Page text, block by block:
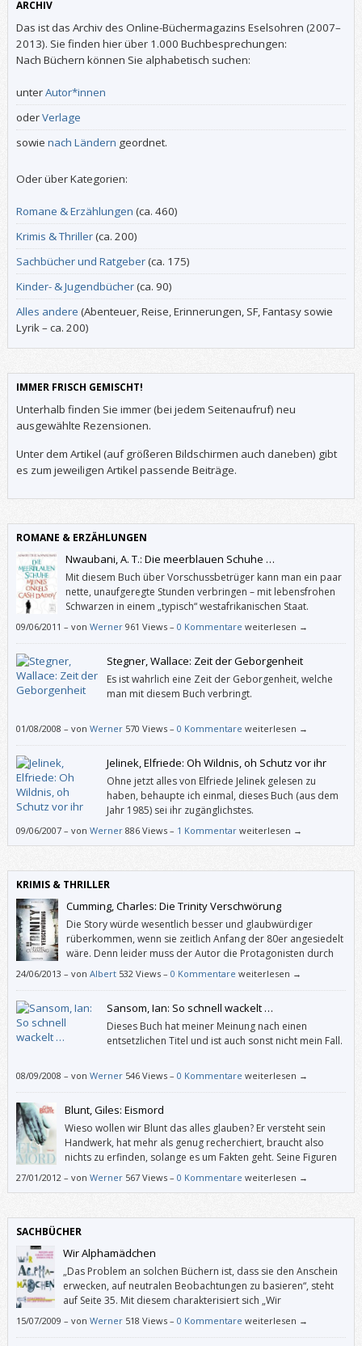
ARCHIV
Das ist das Archiv des Online-Büchermagazins Eselsohren (2007–
2013). Sie finden hier über 1.000 Buchbesprechungen:
Nach Büchern können Sie alphabetisch suchen:
unterAutor*innen
oderVerlage
sowie nach Ländern geordnet.
Oder über Kategorien:
Romane & Erzählungen (ca. 460)
Krimis & Thriller(ca. 200)
Sachbücher und Ratgeber(ca. 175)
Kinder- & Jugendbücher(ca. 90)
Alles andere (Abenteuer, Reise, Erinnerungen, SF, Fantasy sowie
Lyrik – ca. 200)
IMMER FRISCH GEMISCHT!
Unterhalb finden Sie immer (bei jedem Seitenaufruf) neu
ausgewählte Rezensionen.
Unter dem Artikel (auf größeren Bildschirmen auch daneben) gibt
es zum jeweiligen Artikel passende Beiträge.
ROMANE & ERZÄHLUNGEN
Nwaubani, A. T.: Die meerblauen Schuhe …
Mit diesem Buch über Vorschussbetrüger kann man ein paar
nette, unaufgeregte Stunden verbringen – mit lebensfrohen
Schwarzen in einem „typisch“ westafrikanischen Staat.
09/06/2011 – von Werner 961 Views – 0 Kommentare weiterlesen →
Stegner, Wallace: Zeit der Geborgenheit
Es ist wahrlich eine Zeit der Geborgenheit, welche
man mit diesem Buch verbringt.
01/08/2008 – von Werner 570 Views – 0 Kommentare weiterlesen →
Jelinek, Elfriede: Oh Wildnis, oh Schutz vor ihr
Ohne jetzt alles von Elfriede Jelinek gelesen zu
haben, behaupte ich einmal, dieses Buch (aus dem
Jahr 1985) sei ihr zugänglichstes.
09/06/2007– von Werner 886 Views – 1 Kommentar weiterlesen →
KRIMIS & THRILLER
Cumming, Charles: Die Trinity Verschwörung
Die Story würde wesentlich besser und glaubwürdiger
rüberkommen, wenn sie zeitlich Anfang der 80er angesiedelt
wäre. Denn leider muss der Autor die Protagonisten durch
allerlei Konstruktionen daran hindern, die moderne Technik
24/06/2013 – von Albert 532 Views – 0 Kommentare weiterlesen →
Sansom, Ian: So schnell wackelt …
Dieses Buch hat meiner Meinung nach einen
entsetzlichen Titel und ist auch sonst nicht mein Fall.
08/09/2008 – von Werner 546 Views – 0 Kommentare weiterlesen →
Blunt, Giles: Eismord
Wieso wollen wir Blunt das alles glauben? Er versteht sein
Handwerk, hat mehr als genug recherchiert, braucht also
nichts zu erfinden, solange es um Fakten geht. Seine Figuren
glaubt man gewissermaßen zu kennen, und er macht stets
27/01/2012 – von Werner 567 Views – 0 Kommentare weiterlesen →
SACHBÜCHER
Wir Alphamädchen
„Das Problem an solchen Büchern ist, dass sie den Anschein
erwecken, auf neutralen Beobachtungen zu basieren“, steht
auf Seite 35. Mit diesem charakterisiert sich „Wir
Alphamädchen“ quasi selbst.
15/07/2009 – von Werner 518 Views – 0 Kommentare weiterlesen →